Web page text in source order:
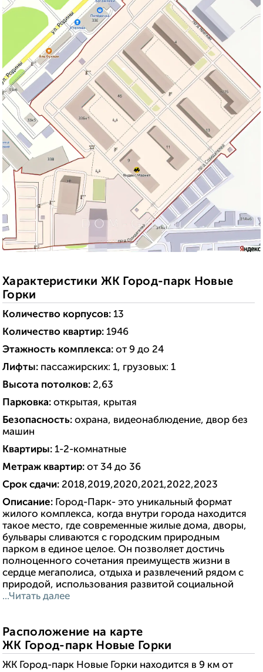
Характеристики ЖК Город-парк Новые
Горки
Количество корпусов: 13
Количество квартир: 1946
Этажность комплекса: от 9 до 24
Лифты: пассажирских: 1, грузовых: 1
Высота потолков: 2,63
Парковка: открытая, крытая
Безопасность: охрана, видеонаблюдение, двор без
машин
Квартиры: 1-2-комнатные
Метраж квартир: от 34 до 36
Срок сдачи: 2018,2019,2020,2021,2022,2023
Описание: Город-Парк- это уникальный формат
жилого комплекса, когда внутри города находится
такое место, где современные жилые дома, дворы,
бульвары сливаются с городским природным
парком в единое целое. Он позволяет достичь
полноценного сочетания преимуществ жизни в
сердце мегаполиса, отдыха и развлечений рядом с
природой, использования развитой социальной
...Читать далее
Расположение на карте
ЖК Город-парк Новые Горки
ЖК Город-парк Новые Горки находится в 9 км от